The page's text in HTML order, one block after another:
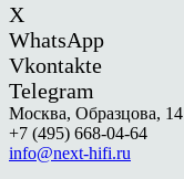
X
WhatsApp
Vkontakte
Telegram
Москва, Образцова, 14
+7 (495) 668-04-64
info@next-hifi.ru